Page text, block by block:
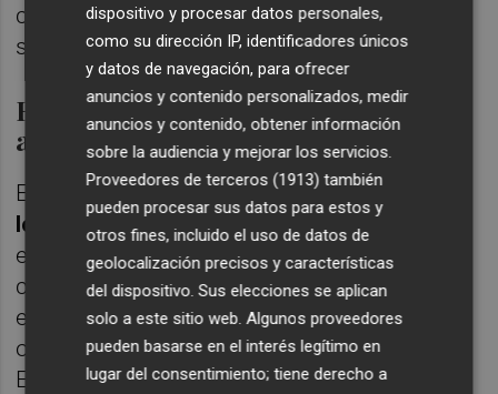
concertados y privados no concertados
sujetos a autorización.
Registrar los nuevos grupos de
alumnos en ITACA
En Itaca tambiéndeberán aparecer todos
los grupos de alumnado
correspondientes a
enseñanzas en centros públicos o
concertados que se hayan constituido en
este curso derivados de la nueva
organización ocasionada por la covid-19.
Estos deberán tener, además,la condición
dispositivo y procesar datos personales,
como su dirección IP, identificadores únicos
y datos de navegación, para ofrecer
anuncios y contenido personalizados, medir
anuncios y contenido, obtener información
sobre la audiencia y mejorar los servicios.
Proveedores de terceros (1913) también
pueden procesar sus datos para estos y
otros fines, incluido el uso de datos de
geolocalización precisos y características
del dispositivo. Sus elecciones se aplican
solo a este sitio web. Algunos proveedores
pueden basarse en el interés legítimo en
lugar del consentimiento; tiene derecho a